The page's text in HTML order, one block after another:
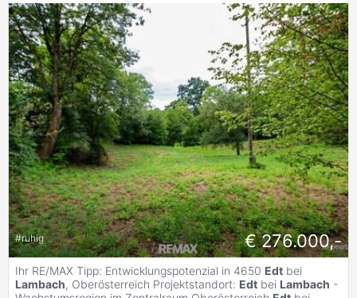
#ruhig € 276.000,-
Ihr RE/MAX Tipp: Entwicklungspotenzial in 4650 Edt bei
Lambach, Oberösterreich Projektstandort: Edt bei Lambach -